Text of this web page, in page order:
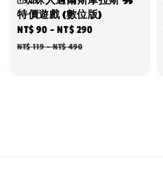
特價遊戲 (數位版)
Sale
price
NT$ 90 -NT$ 290
NT$ 119-NT$ 490